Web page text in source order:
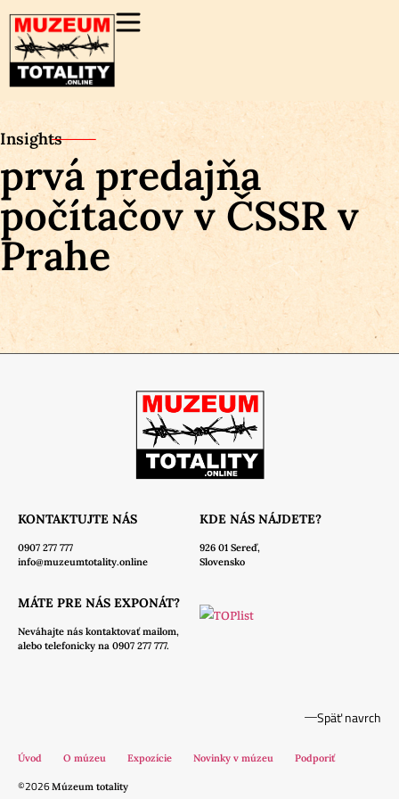
Insights
prvá predajňa
počítačov v ČSSR v
Prahe
KONTAKTUJTE NÁS
0907 277 777
info@muzeumtotality.online
KDE NÁS NÁJDETE?
926 01 Sereď,
Slovensko
MÁTE PRE NÁS EXPONÁT?
Neváhajte nás kontaktovať mailom,
alebo telefonicky na 0907 277 777.
Späť navrch
Úvod O múzeu Expozície Novinky v múzeu Podporiť
©2026Múzeum totality